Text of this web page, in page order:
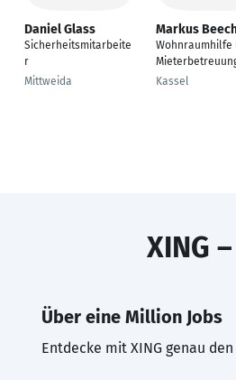
Daniel Glass
Sicherheitsmitarbeite
r
Mittweida
Markus
Wohnraumhilfe
Kassel
XING
Über eine Million Jobs
Entdecke mit XING genau